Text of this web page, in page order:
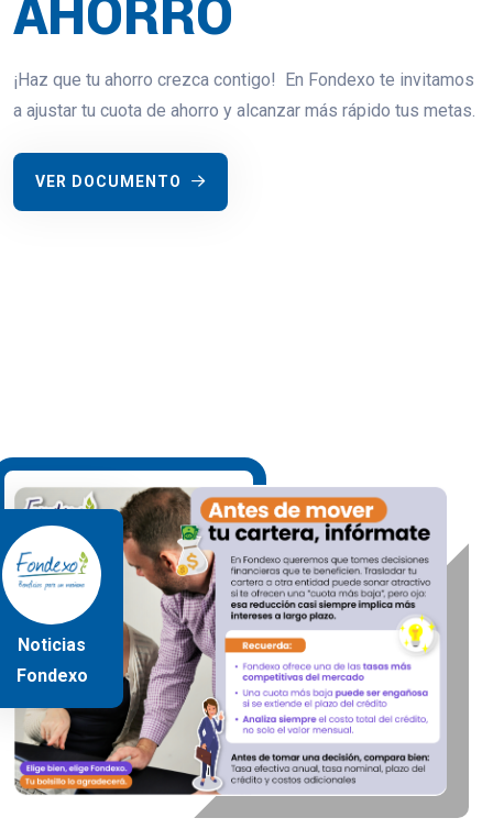
AHORRO
¡Haz que tu ahorro crezca contigo! En Fondexo te invitamos
a ajustar tu cuota de ahorro y alcanzar más rápido tus metas.
VER DOCUMENTO
Noticias
Fondexo